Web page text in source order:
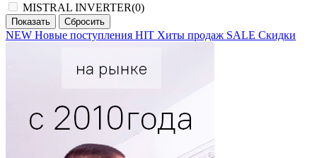
MISTRAL INVERTER(0)
NEW Новые поступления HIT Хиты продаж SALE Скидки